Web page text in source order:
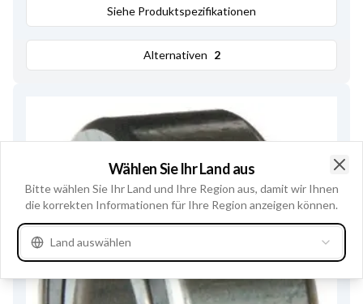
Siehe Produktspezifikationen
Alternativen 2
Wählen Sie Ihr Land aus
Bitte wählen Sie Ihr Land und Ihre Region aus, damit wir Ihnen
die korrekten Informationen für Ihre Region anzeigen können.
Land auswählen